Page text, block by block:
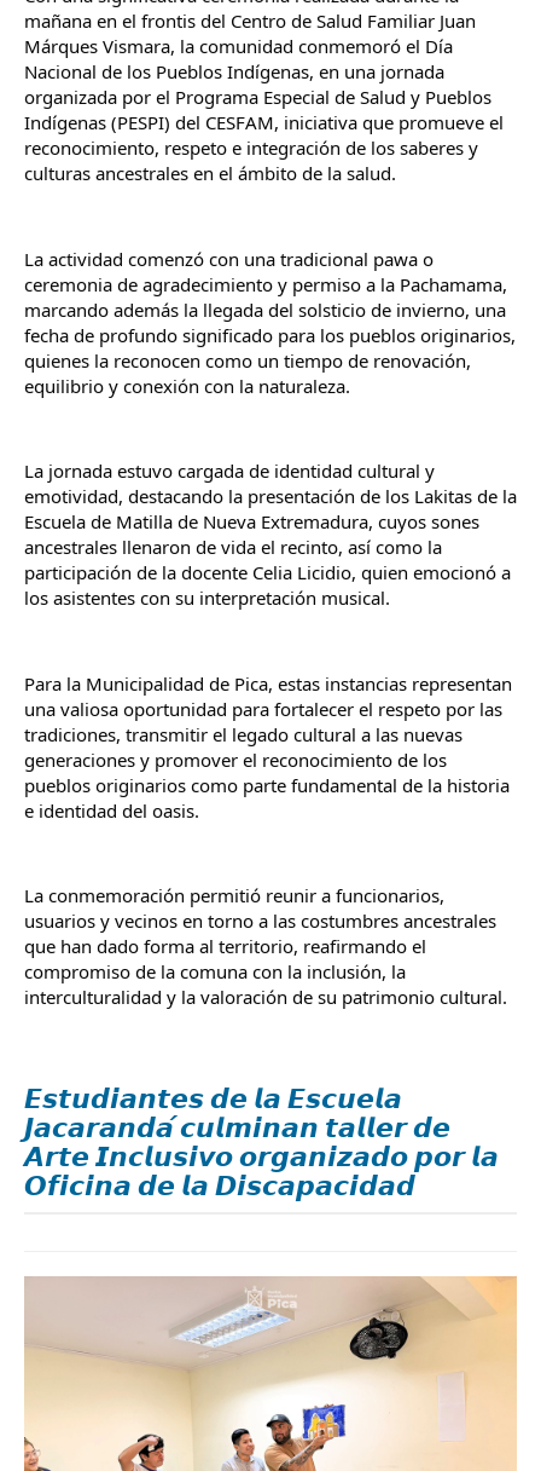
mañana en el frontis del Centro de Salud Familiar Juan
Márques Vismara, la comunidad conmemoró el Día
Nacional de los Pueblos Indígenas, en una jornada
organizada por el Programa Especial de Salud y Pueblos
Indígenas (PESPI) del CESFAM, iniciativa que promueve el
reconocimiento, respeto e integración de los saberes y
culturas ancestrales en el ámbito de la salud.
La actividad comenzó con una tradicional pawa o
ceremonia de agradecimiento y permiso a la Pachamama,
marcando además la llegada del solsticio de invierno, una
fecha de profundo significado para los pueblos originarios,
quienes la reconocen como un tiempo de renovación,
equilibrio y conexión con la naturaleza.
La jornada estuvo cargada de identidad cultural y
emotividad, destacando la presentación de los Lakitas de la
Escuela de Matilla de Nueva Extremadura, cuyos sones
ancestrales llenaron de vida el recinto, así como la
participación de la docente Celia Licidio, quien emocionó a
los asistentes con su interpretación musical.
Para la Municipalidad de Pica, estas instancias representan
una valiosa oportunidad para fortalecer el respeto por las
tradiciones, transmitir el legado cultural a las nuevas
generaciones y promover el reconocimiento de los
pueblos originarios como parte fundamental de la historia
e identidad del oasis.
La conmemoración permitió reunir a funcionarios,
usuarios y vecinos en torno a las costumbres ancestrales
que han dado forma al territorio, reafirmando el
compromiso de la comuna con la inclusión, la
interculturalidad y la valoración de su patrimonio cultural.
𝙀𝙨𝙩𝙪𝙙𝙞𝙖𝙣𝙩𝙚𝙨 𝙙𝙚 𝙡𝙖 𝙀𝙨𝙘𝙪𝙚𝙡𝙖
𝙅𝙖𝙘𝙖𝙧𝙖𝙣𝙙𝙖́ 𝙘𝙪𝙡𝙢𝙞𝙣𝙖𝙣 𝙩𝙖𝙡𝙡𝙚𝙧 𝙙𝙚
𝘼𝙧𝙩𝙚 𝙄𝙣𝙘𝙡𝙪𝙨𝙞𝙫𝙤 𝙤𝙧𝙜𝙖𝙣𝙞𝙯𝙖𝙙𝙤 𝙥𝙤𝙧 𝙡𝙖
𝙊𝙛𝙞𝙘𝙞𝙣𝙖 𝙙𝙚 𝙡𝙖 𝘿𝙞𝙨𝙘𝙖𝙥𝙖𝙘𝙞𝙙𝙖𝙙